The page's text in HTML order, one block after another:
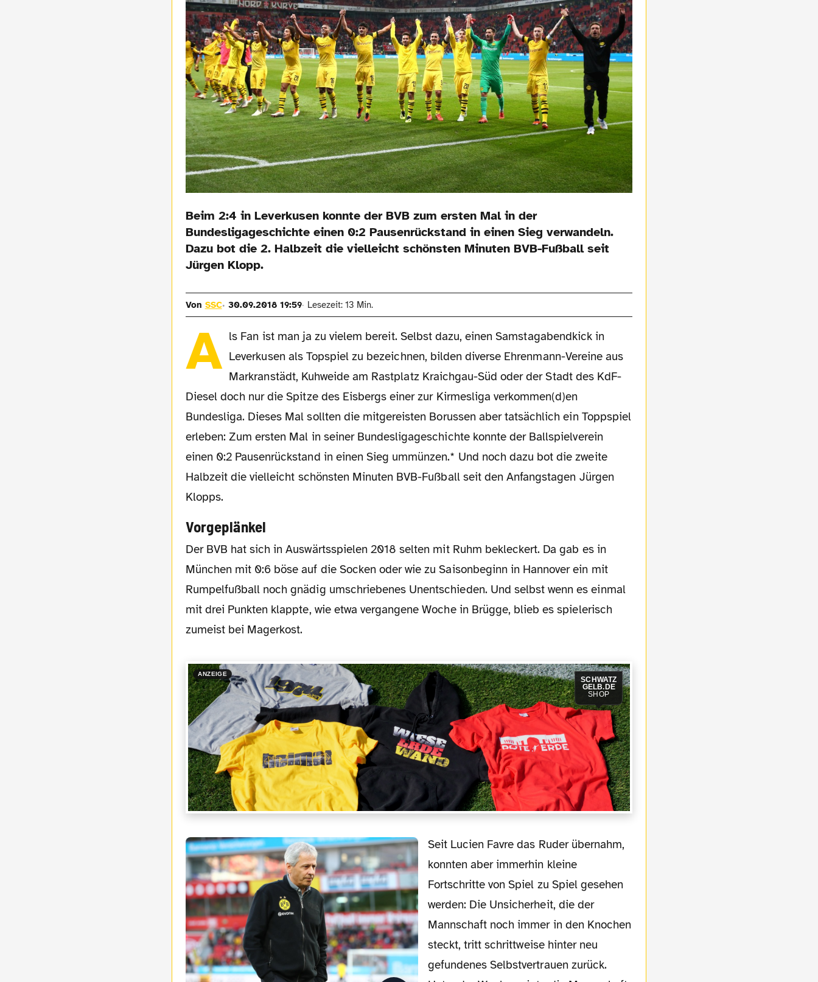
Beim 2:4 in Leverkusen konnte der BVB zum ersten Mal in der
Bundesligageschichte einen 0:2 Pausenrückstand in einen Sieg verwandeln.
Dazu bot die 2. Halbzeit die vielleicht schönsten Minuten BVB-Fußball seit
Jürgen Klopp.
Von SSC 30.09.2018 19:59 Lesezeit: 13 Min.
A ls Fan ist man ja zu vielem bereit. Selbst dazu, einen Samstagabendkick in
Leverkusen als Topspiel zu bezeichnen, bilden diverse Ehrenmann-Vereine aus
Markranstädt, Kuhweide am Rastplatz Kraichgau-Süd oder der Stadt des KdF-
Diesel doch nur die Spitze des Eisbergs einer zur Kirmesliga verkommen(d)en
Bundesliga. Dieses Mal sollten die mitgereisten Borussen aber tatsächlich ein Toppspiel
erleben: Zum ersten Mal in seiner Bundesligageschichte konnte der Ballspielverein
einen 0:2 Pausenrückstand in einen Sieg ummünzen.* Und noch dazu bot die zweite
Halbzeit die vielleicht schönsten Minuten BVB-Fußball seit den Anfangstagen Jürgen
Klopps.
Vorgeplänkel
Der BVB hat sich in Auswärtsspielen 2018 selten mit Ruhm bekleckert. Da gab es in
München mit 0:6 böse auf die Socken oder wie zu Saisonbeginn in Hannover ein mit
Rumpelfußball noch gnädig umschriebenes Unentschieden. Und selbst wenn es einmal
mit drei Punkten klappte, wie etwa vergangene Woche in Brügge, blieb es spielerisch
zumeist bei Magerkost.
ANZEIGE
SCHWATZ
GELB.DE
SHOP
Seit Lucien Favre das Ruder übernahm,
konnten aber immerhin kleine
Fortschritte von Spiel zu Spiel gesehen
werden: Die Unsicherheit, die der
Mannschaft noch immer in den Knochen
steckt, tritt schrittweise hinter neu
gefundenes Selbstvertrauen zurück.